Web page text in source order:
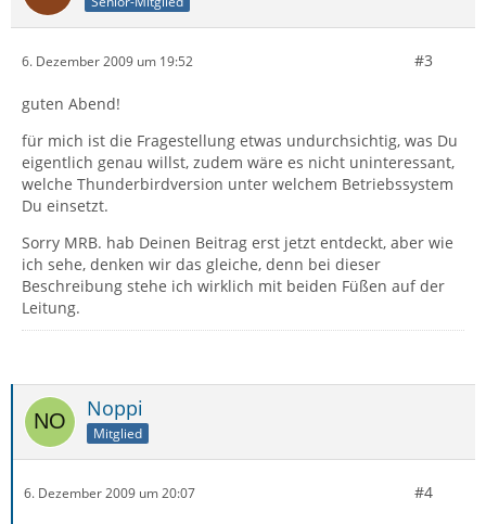
6. Dezember 2009 um 19:52 #3
guten Abend!
für mich ist die Fragestellung etwas undurchsichtig, was Du
eigentlich genau willst, zudem wäre es nicht uninteressant,
welche Thunderbirdversion unter welchem Betriebssystem
Du einsetzt.
Sorry MRB. hab Deinen Beitrag erst jetzt entdeckt, aber wie
ich sehe, denken wir das gleiche, denn bei dieser
Beschreibung stehe ich wirklich mit beiden Füßen auf der
Leitung.
Noppi
Mitglied
6. Dezember 2009 um 20:07 #4